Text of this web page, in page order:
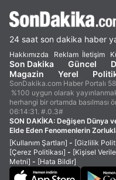
24 saat son dakika haber
Hakkımızda Reklam İletişim
Son Dakika Güncel
Magazin
Yerel
SonDakika.com Haber Portalı
%100 uygun olarak
herhangi bir ortamda basılması
06:14:31. #.0.3#
SON DAKİKA: Değişen Dünya
Elde Eden Fenomenlerin
[Kullanım Şartları] - [Gizlilik
[Çerez Politikası] - [Kişisel
Metni] - [Hata Bildir]